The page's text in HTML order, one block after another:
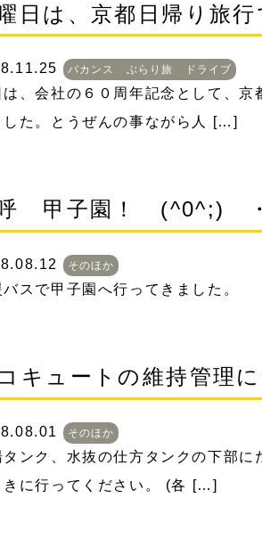
日は、京都日帰り旅
バカンス ぶらり旅 ドライブ
は、会社の６０周年記念として、
した。とうぜんの事ながら人 […]
甲子園！ (^0^;)
そのほか
バスで甲子園へ行ってきまし
キュートの維持管理
そのほか
タンク、水抜の仕方タンクの下部
きに行ってください。 (各 […]